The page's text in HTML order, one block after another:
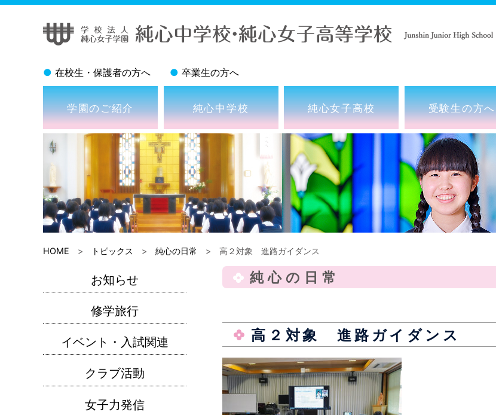
● 在校生・保護者の方へ ● 卒業生の方へ
学園のご紹介 純心中学校 純心女子高校 受験生の方へ
HOME > トピックス > 純心の日常 > 高２対象 進路ガイダンス
純心の日常
高２対象 進路ガイダンス
お知らせ
修学旅行
イベント・入試関連
クラブ活動
女子力発信